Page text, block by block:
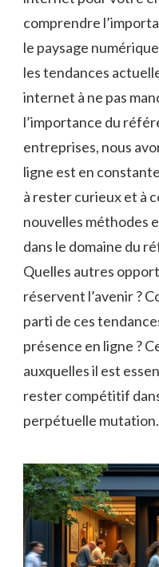
comprendre
le paysage
les tendances
internet à ne pas
l’importance du
entreprises, nous
ligne est en
à rester curieux et à
nouvelles méthodes
dans le domaine du
Quelles autres
réservent l’avenir ?
parti de ces
présence en ligne ?
auxquelles il est
rester compétitif
perpétuelle mutation.